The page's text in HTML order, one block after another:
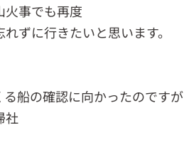
火事でも再度
ずに行きたいと思います。
船の確認に向かったのですが
社